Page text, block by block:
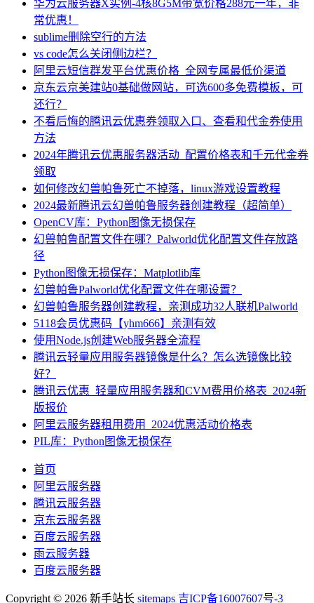
华为云服务器X实例-4核8G5M带宽价格288元一年，非
常优惠！
sublime删除空行的方法
vs code怎么关闭侧边栏？
阿里云短信群发平台优惠价格_全网专属最低价渠道
京东云京美建站0基础做网站，可选600多免费模板，可
还行？
不看后悔的腾讯云优惠券领取入口、查看和代金券使用
方法
2024年腾讯云优惠服务器活动_配置价格表和千元代金券
领取
如何修改幻兽帕鲁死亡不掉落，linux游戏设置教程
2024最新腾讯云幻兽帕鲁服务器创建教程（超简单）
OpenCV库：Python图像无损保存
幻兽帕鲁配置文件在哪？Palworld优化配置文件存放路
径
Python图像无损保存：Matplotlib库
幻兽帕鲁Palworld优化配置文件在哪设置？
幻兽帕鲁服务器创建教程，亲测成功32人联机Palworld
5118会员优惠码【yhm666】亲测有效
使用Node.js创建Web服务器全流程
腾讯云轻量应用服务器镜像是什么？怎么选镜像比较
好？
腾讯云优惠_轻量应用服务器和CVM费用价格表_2024新
版报价
阿里云服务器租用费用_2024优惠活动价格表
PIL库：Python图像无损保存
首页
阿里云服务器
腾讯云服务器
京东云服务器
百度云服务器
雨云服务器
百度云服务器
Copyright © 2026 新手站长 sitemaps 吉ICP备16007607号-3